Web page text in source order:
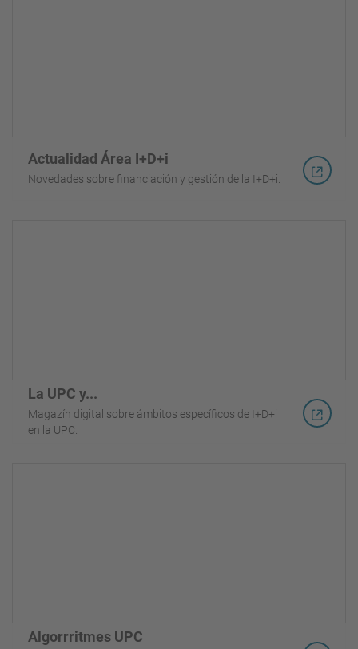
Actualidad Área I+D+i
Novedades sobre financiación y gestión de la I+D+i.
La UPC y...
Magazín digital sobre ámbitos específicos de I+D+i
en la UPC.
Algorrritmes UPC